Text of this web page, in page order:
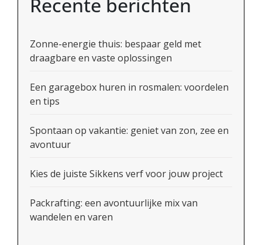
Recente berichten
Zonne-energie thuis: bespaar geld met
draagbare en vaste oplossingen
Een garagebox huren in rosmalen: voordelen
en tips
Spontaan op vakantie: geniet van zon, zee en
avontuur
Kies de juiste Sikkens verf voor jouw project
Packrafting: een avontuurlijke mix van
wandelen en varen